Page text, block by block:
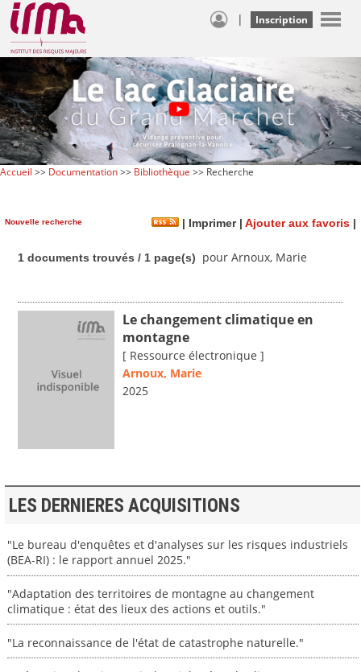
| Inscription
Accueil >> Documentation>> Bibliothèque >> Recherche
Nouvelle recherche | Imprimer| Ajouter aux favoris |
1 documents trouvés / 1 page(s) pour Arnoux, Marie
Le changement climatique en
montagne
[ Ressource électronique ]
Arnoux, Marie
2025
LES DERNIERES ACQUISITIONS
"Le bureau d'enquêtes et d'analyses sur les risques industriels
(BEA-RI) : le rapport annuel 2025."
"Adaptation des territoires de montagne au changement
climatique : état des lieux des actions et outils."
"La reconnaissance de l'état de catastrophe naturelle."